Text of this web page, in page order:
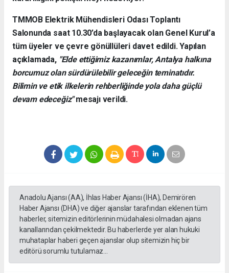
TMMOB Elektrik Mühendisleri Odası Toplantı
Salonunda saat 10.30’da başlayacak olan Genel Kurul’a
tüm üyeler ve çevre gönüllüleri davet edildi. Yapılan
açıklamada, "Elde ettiğimiz kazanımlar, Antalya halkına
borcumuz olan sürdürülebilir geleceğin teminatıdır.
Bilimin ve etik ilkelerin rehberliğinde yola daha güçlü
devam edeceğiz"mesajı verildi.
Anadolu Ajansı (AA), İhlas Haber Ajansı (İHA), Demirören
Haber Ajansı (DHA) ve diğer ajanslar tarafından eklenen tüm
haberler, sitemizin editörlerinin müdahalesi olmadan ajans
kanallarından çekilmektedir. Bu haberlerde yer alan hukuki
muhataplar haberi geçen ajanslar olup sitemizin hiç bir
editörü sorumlu tutulamaz...